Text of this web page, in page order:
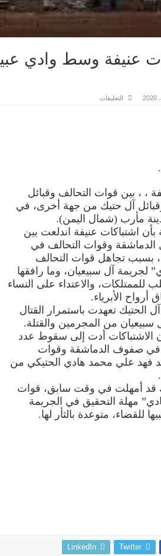
عنيفة وسط وادي
التعليقات
، ، بين قوات التحالف وقبائل
آل حتيك من جهة أخرى، في
مأرب (شمال اليمن).
اشتباكات عنيفة اندلعت بين
الدماشقة وقوات التحالف في
بسبب تجاهل قوات التحالف
آل سبيعيان، وما رافقها
والاعتداء على النساء
أرواح الأبرياء.
الحتيك تعهدت باستمرار القتال
سبيعيان من المجرمين والقتلة.
الاشتباكات أدت إلى سقوط عدد
في صفوف الدماشقة وقوات
فهد علي محمد هادي الحتيكي من
قد أمهلت في وقت سابق، قوات
مهلة التحقيق في الجريمة
للقضاء، متوعدة بالثأر لها.
Twitter
LinkedIn